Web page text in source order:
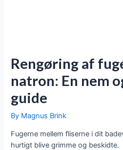
Rengøring af
natron: En nem
guide
By Magnus Brink
Fugerne mellem fliserne i dit
hurtigt blive grimme og beskidte.